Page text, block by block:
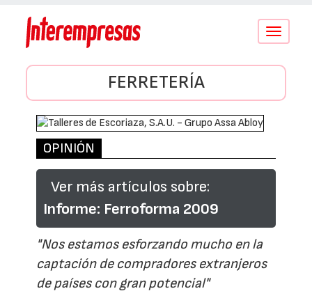
Conmutar
FERRETERÍA
OPINIÓN
Ver más artículos sobre:
Informe: Ferroforma 2009
"Nos estamos esforzando mucho en la
captación de compradores extranjeros
de países con gran potencial"